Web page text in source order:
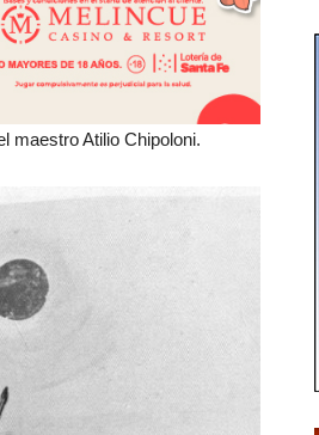
maestro Atilio Chipoloni.